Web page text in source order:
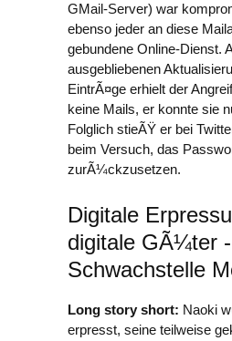
GMail-Server) war
ebenso jeder an diese
gebundene Online-Dienst.
ausgebliebenen
EintrÃ¤ge erhielt der
keine Mails, er konnte sie
Folglich stieÃŸ er bei
beim Versuch, das
zurÃ¼ckzusetzen.
Digitale
digitale GÃ¼ter -
Schwachstelle
Long story short: Naoki
erpresst, seine teilweise